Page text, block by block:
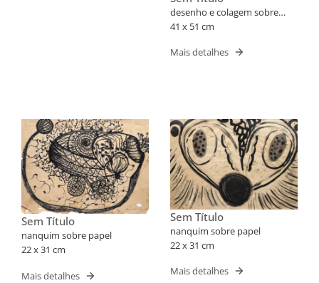
desenho e colagem sobre
papel
41 x 51 cm
Mais detalhes
Sem Título
nanquim sobre papel
22 x 31 cm
Mais detalhes
Sem Título
nanquim sobre papel
22 x 31 cm
Mais detalhes